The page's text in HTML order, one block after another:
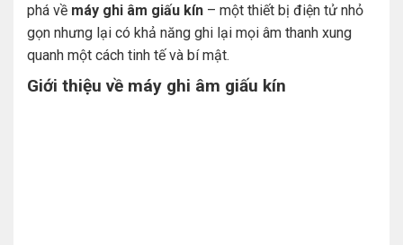
phá về máy ghi âm giấu kín – một thiết bị điện tử nhỏ
gọn nhưng lại có khả năng ghi lại mọi âm thanh xung
quanh một cách tinh tế và bí mật.
Giới thiệu về máy ghi âm giấu kín